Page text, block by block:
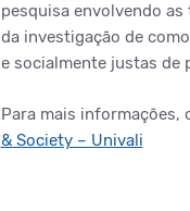
pesquisa envolvendo
da investigação de
e socialmente justas de
Para mais informações,
& Society – Univali